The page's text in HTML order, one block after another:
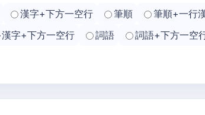
漢字+下方一空行 筆順
筆順+一行
字+下方一空行 詞語 詞語+下方一空